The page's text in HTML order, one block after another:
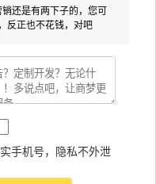
还是有两下子的，您可
反正也不花钱，对吧
手机号，隐私不外泄